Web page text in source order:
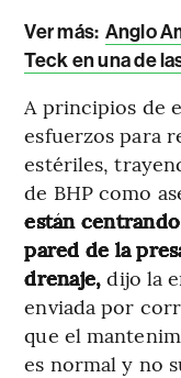
Ver más: Anglo
Teck en una de
A principios de
esfuerzos para
estériles,
de BHP como
están
pared de la
drenaje, dijo la
enviada por
que el
es normal y no